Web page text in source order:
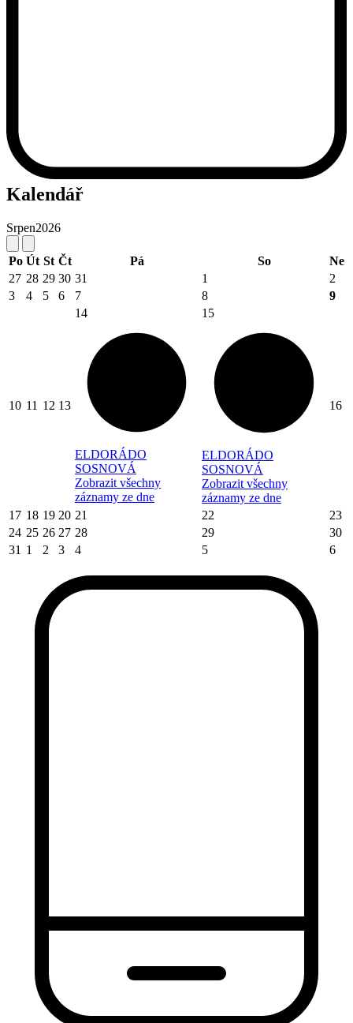
Kalendář
Srpen2026
Po Út St Čt Pá So
Ne
27 28 29 30 31 1
2
3
4 5 6 7 8 9
10 11 12 13
14
ELDORÁDO
SOSNOVÁ
Zobrazit všechny
záznamy ze dne
15
ELDORÁDO
SOSNOVÁ
Zobrazit všechny
záznamy ze dne
16
17 18 19 20 21 22
23
24 25 26 27 28 29
30
31 1 2 3 4 5 6